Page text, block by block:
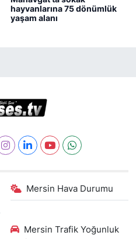
hayvanlarına 75 dönümlük
yaşam alanı
Mersin Hava Durumu
Mersin Trafik Yoğunluk